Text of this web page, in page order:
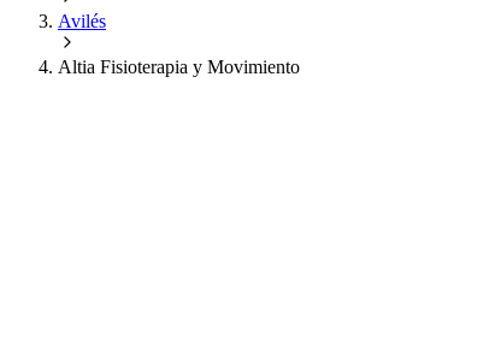
Avilés
Altia Fisioterapia y Movimiento